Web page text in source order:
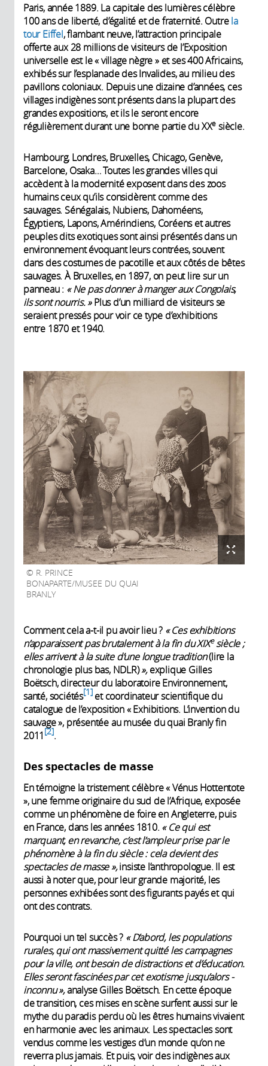
Paris, année 1889. La capitale des lumières célèbre
100 ans de liberté, d’égalité et de fraternité. Outrela
tour Eiffel, flambant neuve, l’attraction principale
offerte aux 28 millions de visiteurs de l’Expo­sition
universelle est le « village nègre » et ses 400 Africains,
exhibés sur l’esplanade des Invalides, au milieu des
pavillons ­coloniaux. Depuis une dizaine d’années, ces
villages indigènes sont présents dans la plupart des
grandes expositions, et ils le seront encore
régulièrement durant une bonne partie du XXe siècle.
Hambourg, Londres, Bruxelles, Chicago, Genève,
Barcelone, Osaka… Toutes les grandes villes qui
accèdent à la modernité exposent dans des zoos
humains ceux qu’ils considèrent comme des
sauvages. Sénégalais, Nubiens, Daho­méens,
Égyptiens, Lapons, Amérin­diens, Coréens et autres
peuples dits exotiques sont ainsi présentés dans un
environ­nement évoquant leurs contrées, souvent
dans des costumes de pacotille et aux côtés de bêtes
sauvages. À Bruxelles, en 1897, on peut lire sur un
panneau : « Ne pas donner à manger aux Congolais,
ils sont nourris. »Plus d’un milliard de visiteurs se
seraient pressés pour voir ce type d’exhibitions
entre 1870 et 1940.
R. PRINCE
BONAPARTE/MUSEE DU QUAI
BRANLY
Comment cela a-t-il pu avoir lieu ? « Ces exhi­bitions
n’apparaissent pas brutalement à la fin du XIXesiècle ;
elles arrivent à la suite d’une longue tradition(lire la
chronologie plus bas, NDLR)»,expli­que Gilles
Boëtsch, directeur du labo­ratoire Envi­ronnement,
santé, sociétés 1 et coordinateur scientifique du
catalogue de l’exposition « Exhibitions. L’invention du
sauvage », présentée au musée du quai Branly fin
2011 2 .
Des spectacles de masse
En témoigne la tristement célèbre « Vénus Hottentote
», une femme originaire du sud de l’Afrique, exposée
comme un phénomène de foire en Angleterre, puis
en France, dans les années 1810. « Ce qui est
marquant, en revanche, c’est l’ampleur prise par le
phénomène à la fin du siècle : cela devient des
spectacles de masse »,­insiste l’anthropologue. Il est
aussi à noter que, pour leur grande majorité, les
personnes exhibées sont des figurants payés et qui
ont des contrats.
Pourquoi un tel succès ? « D’abord, les populations
rurales, qui ont massivement quitté les campagnes
pour la ville, ont ­besoin de distractions et d’éducation.
Elles seront ­fascinées par cet exotisme jusqu’alors ­
inconnu »,analyse Gilles Boëtsch. En cette époque
de transition, ces mises en scène surfent aussi sur le
mythe du paradis perdu où les êtres humains vivaient
en ­harmonie avec les animaux. Les spectacles sont
vendus comme les vestiges d’un monde qu’on ne
reverra plus jamais. Et puis, voir des indigènes aux